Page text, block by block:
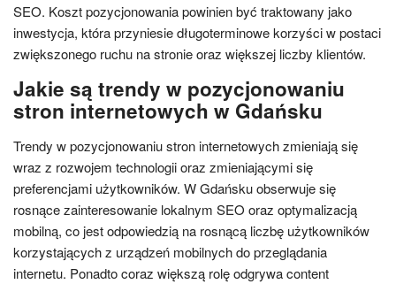
SEO. Koszt pozycjonowania powinien być traktowany jako
inwestycja, która przyniesie długoterminowe korzyści w postaci
zwiększonego ruchu na stronie oraz większej liczby klientów.
Jakie są trendy w pozycjonowaniu
stron internetowych w Gdańsku
Trendy w pozycjonowaniu stron internetowych zmieniają się
wraz z rozwojem technologii oraz zmieniającymi się
preferencjami użytkowników. W Gdańsku obserwuje się
rosnące zainteresowanie lokalnym SEO oraz optymalizacją
mobilną, co jest odpowiedzią na rosnącą liczbę użytkowników
korzystających z urządzeń mobilnych do przeglądania
internetu. Ponadto coraz większą rolę odgrywa content